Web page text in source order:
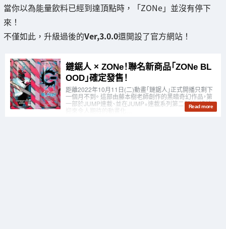
當你以為能量飲料已經到達頂點時，「ZONe」並沒有停下
來！
不僅如此，升級過後的Ver,3.0.0還開設了官方網站！